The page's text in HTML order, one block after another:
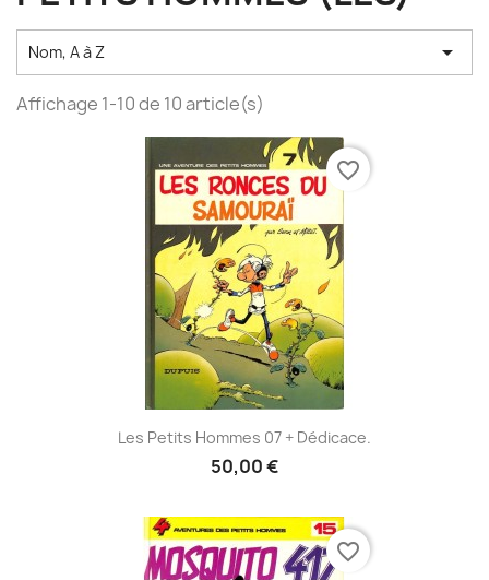
Nom, A à Z 
Affichage 1-10 de 10 article(s)
Les Petits Hommes 07 + Dédicace.
50,00 €
favorite_border
favorite_border